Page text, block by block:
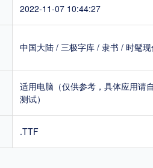
2022-11-07 10:44:27
中国大陆 / 三极字库 / 隶书 / 时髦
适用电脑（仅供参考，具体应用请
测试）
.TTF